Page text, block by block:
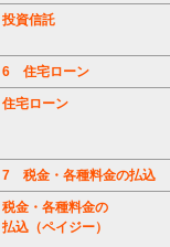
投資信託
6 住宅ローン
住宅ローン
7 税金・各種料金の払込
税金・各種料金の
払込（ペイジー）